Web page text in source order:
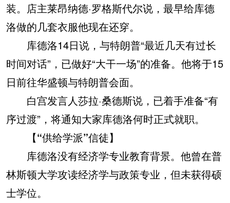
装。店主莱昂纳德·罗格斯代尔说，最早给库德
洛做的几套衣服他现在还穿。
库德洛14日说，与特朗普“最近几天有过长
时间对话”，已做好“大干一场”的准备。他将于15
日前往华盛顿与特朗普会面。
白宫发言人莎拉·桑德斯说，已着手准备“有
序过渡”，将通知大家库德洛何时正式就职。
【“供给学派”信徒】
库德洛没有经济学专业教育背景。他曾在普
林斯顿大学攻读经济学与政策专业，但未获得硕
士学位。